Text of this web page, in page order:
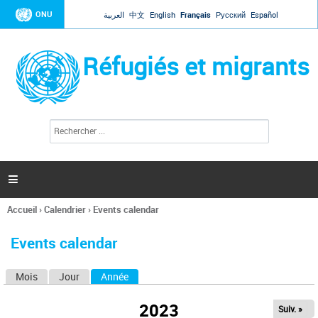
Jump to navigation
ONU العربية 中文 English Français Русский Español
Réfugiés et migrants
l
c
h
e

Vous
ici
Accueil›Calendrier› Events calendar
Events calendar
Mois Jour Année
2023 Suiv. »